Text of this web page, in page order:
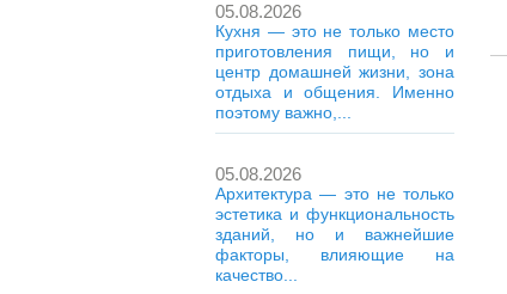
05.08.2026
Кухня — это не только место
приготовления пищи, но и
центр домашней жизни, зона
отдыха и общения. Именно
поэтому важно,...
05.08.2026
Архитектура — это не только
эстетика и функциональность
зданий, но и важнейшие
факторы, влияющие на
качество...